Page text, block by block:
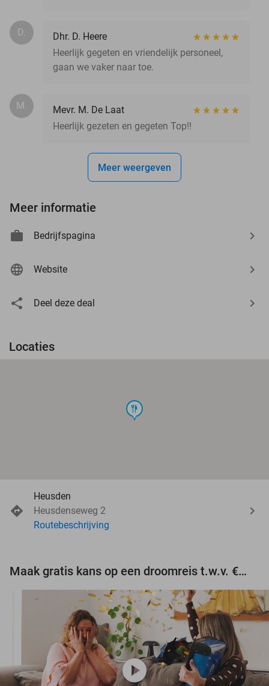
D.
Dhr. D. Heere
Heerlijk gegeten en vriendelijk personeel,
gaan we vaker naar toe.
M.
Mevr. M. De Laat
Heerlijk gezeten en gegeten Top!!
Meer weergeven
Meer informatie
Bedrijfspagina
Website
Deel deze deal
Locaties
food
Heusden
Heusdenseweg 2
Routebeschrijving
Maak gratis kans op een droomreis t.w.v. €3.000!
play_circle